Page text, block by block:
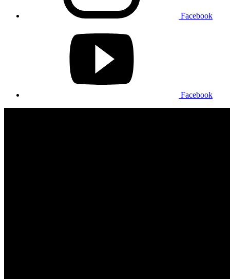
Facebook
Facebook